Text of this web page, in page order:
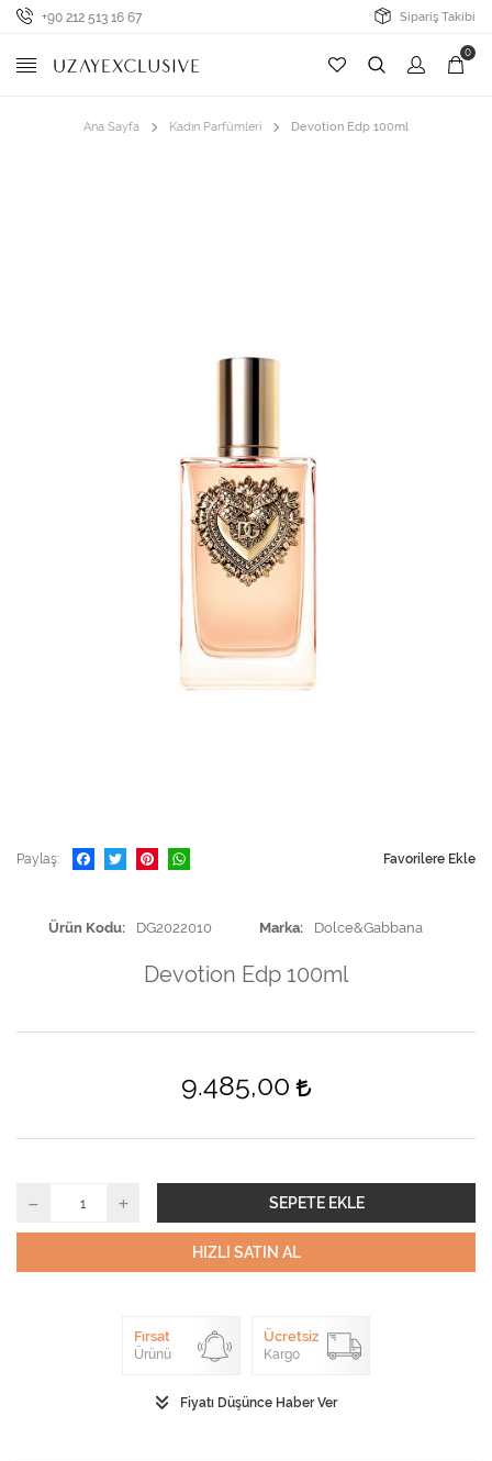
+90 212 513 16 67 Sipariş Takibi
0
Ana Sayfa Kadın Parfümleri Devotion Edp 100ml
Paylaş Favorilere Ekle
Ürün Kodu DG2022010 Marka Dolce&Gabbana
Devotion Edp 100ml
9.485,00
SEPETE EKLE
HIZLI SATIN AL
Fırsat
Ürünü
Ücretsiz
Kargo
Fiyatı Düşünce Haber Ver